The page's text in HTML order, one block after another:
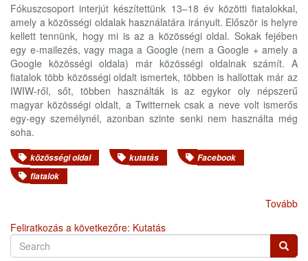
Fókuszcsoport interjút készítettünk 13–18 év közötti fiatalokkal,
amely a közösségi oldalak használatára irányult. Először is helyre
kellett tennünk, hogy mi is az a közösségi oldal. Sokak fejében
egy e-mailezés, vagy maga a Google (nem a Google + amely a
Google közösségi oldala) már közösségi oldalnak számít. A
fiatalok több közösségi oldalt ismertek, többen is hallottak már az
IWIW-ről, sőt, többen használták is az egykor oly népszerű
magyar közösségi oldalt, a Twitternek csak a neve volt ismerős
egy-egy személynél, azonban szinte senki nem használta még
soha.
közösségi oldal kutatás
Facebook
fiatalok
Tovább
Feliratkozás a következőre: Kutatás
Search